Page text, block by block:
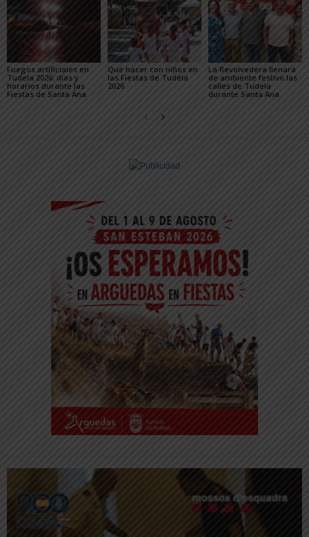
Fuegos artificiales en
Tudela 2026: días y
horarios durante las
Fiestas de Santa Ana
Qué hacer con niños en
las Fiestas de Tudela
2026
La Revolvedera llenará
de ambiente festivo las
calles de Tudela
durante Santa Ana